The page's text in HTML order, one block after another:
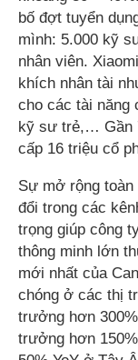
bố đợt tuyển
mình: 5.000 kỹ
nhân viên.
khích nhân tài
cho các tài năng
kỹ sư trẻ,… Gần
cấp 16 triệu cổ
Sự mở rộng
đổi trong các
trọng giúp công
thông minh lớn
mới nhất của
chóng ở các thị
trưởng hơn
trưởng hơn